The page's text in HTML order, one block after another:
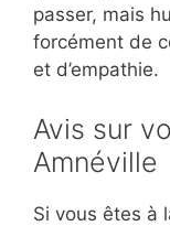
passer, mais
forcément de
et d’empathie.
Avis sur
Amnéville
Si vous êtes à